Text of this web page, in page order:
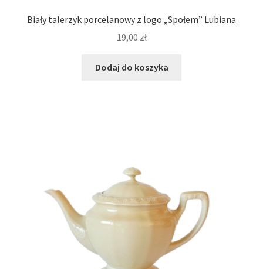
Biały talerzyk porcelanowy z logo „Społem” Lubiana
19,00 zł
Dodaj do koszyka